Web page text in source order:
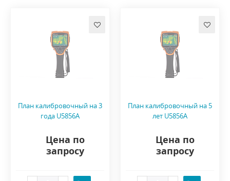
План калибровочный на 3
года U5856A
Цена по
запросу
План калибровочный на 5
лет U5856A
Цена по
запросу